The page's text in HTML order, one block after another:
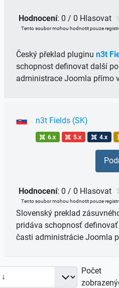
Hodnocení: 0 / 0 Hlasovat
Tento soubor mohou hodnotit pouze
Český překlad pluginu n3t
schopnost definovat další
administrace Joomla přímo
n3t Fields (SK)
6.x 5.x 4.x
Hodnocení: 0 / 0 Hlasovat
Tento soubor mohou hodnotit pouze
Slovenský preklad
pridáva schopnosť
časti administrácie Joomla
Počet